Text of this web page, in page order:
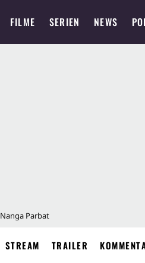
FILME SERIEN NEWS
Nanga Parbat
STREAM TRAILER